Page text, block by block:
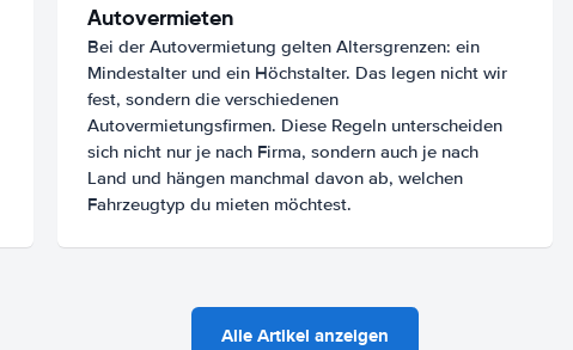
Autovermieten
Bei der Autovermietung gelten Altersgrenzen: ein
Mindestalter und ein Höchstalter. Das legen nicht wir
fest, sondern die verschiedenen
Autovermietungsfirmen. Diese Regeln unterscheiden
sich nicht nur je nach Firma, sondern auch je nach
Land und hängen manchmal davon ab, welchen
Fahrzeugtyp du mieten möchtest.
Alle Artikel anzeigen